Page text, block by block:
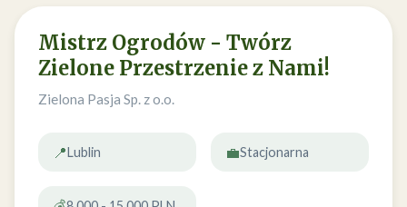
Mistrz Ogrodów - Twórz
Zielone Przestrzenie z Nami!
Zielona Pasja Sp. z o.o.
📍Lublin 💼Stacjonarna